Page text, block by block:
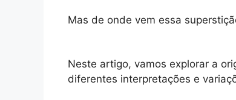
Mas de onde vem essa
Neste artigo, vamos explorar a
diferentes interpretações e